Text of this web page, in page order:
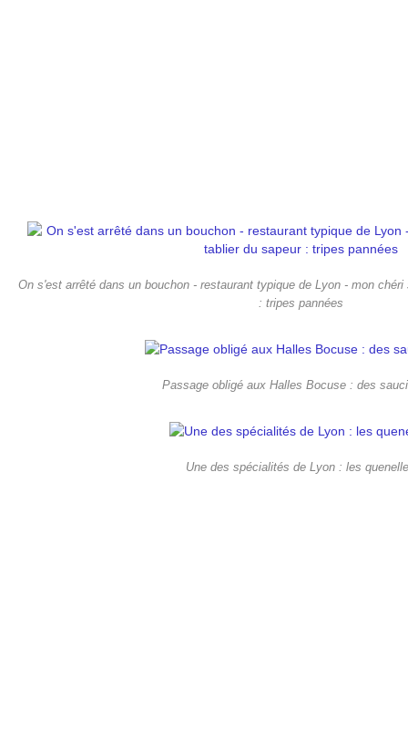
On s'est arrêté dans un bouchon - restaurant typique de Lyon - mon
: tripes pannées
Passage obligé aux Halles Bocuse : des
Une des spécialités de Lyon : les